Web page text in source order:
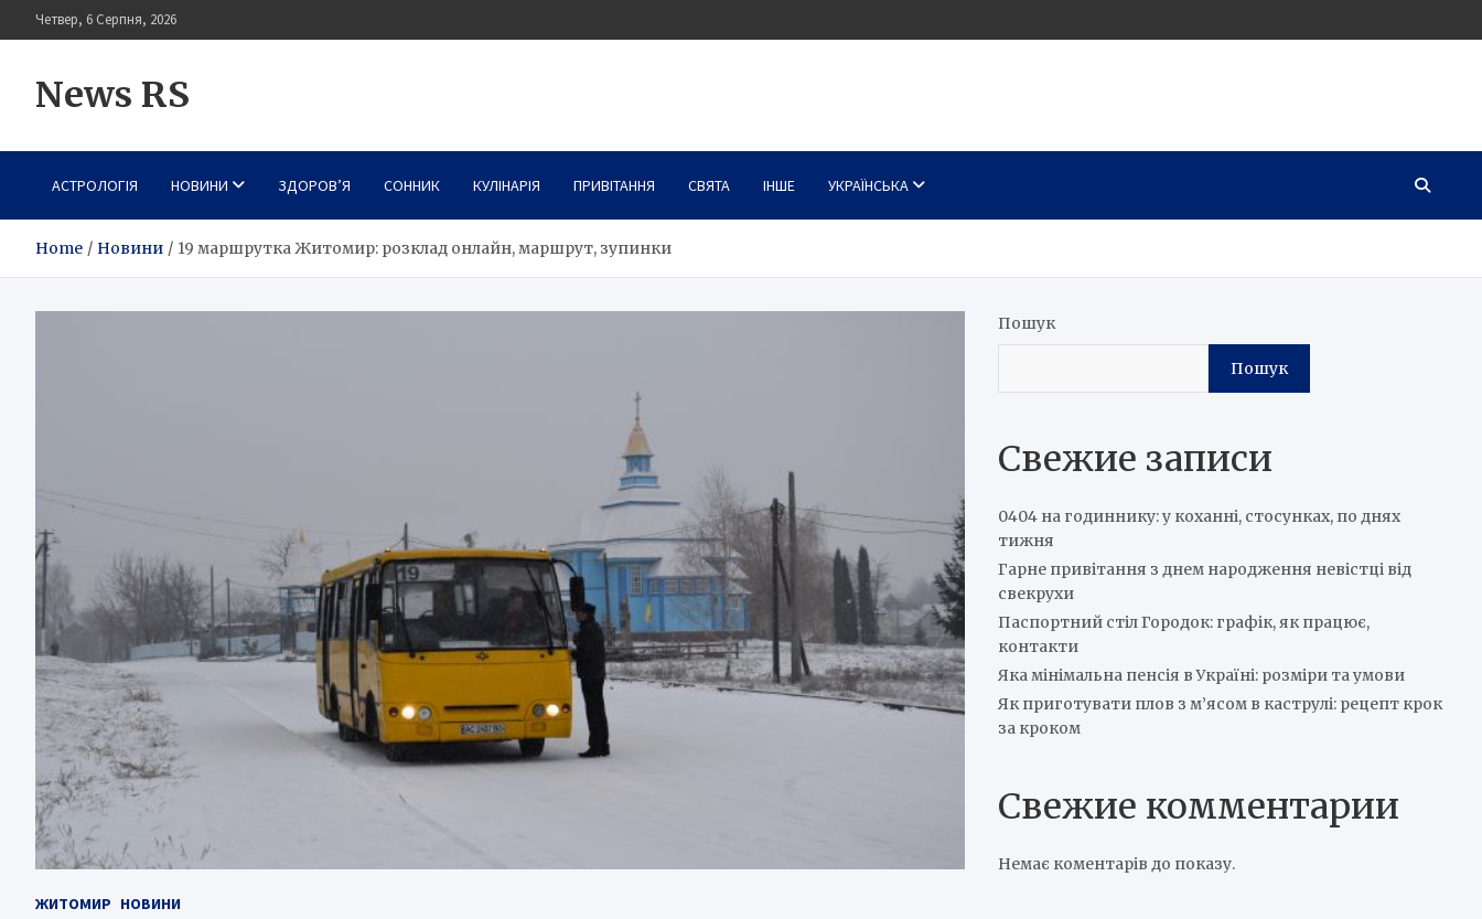
to
Четвер, 6 Серпня, 2026
News RS
АСТРОЛОГІЯ НОВИНИ ЗДОРОВ’Я СОННИК КУЛІНАРІЯ ПРИВІТАННЯ СВЯТА ІНШЕ УКРАЇНСЬКА
Home Новини 19 маршрутка Житомир: розклад онлайн, маршрут, зупинки
ЖИТОМИР НОВИНИ
Пошук
Пошук
Свежие записи
0404 на годиннику: у коханні, стосунках, по днях
тижня
Гарне привітання з днем народження невістці від
свекрухи
Паспортний стіл Городок: графік, як працює,
контакти
Яка мінімальна пенсія в Україні: розміри та умови
Як приготувати плов з м’ясом в каструлі: рецепт крок
за кроком
Свежие комментарии
Немає коментарів до показу.